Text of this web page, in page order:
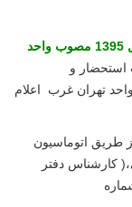
تقویم بخش دوم دوره های آموزشی سال 1395 مصوب واحد
و
تهران غرب اعلام
اتوماسیون
دفتر